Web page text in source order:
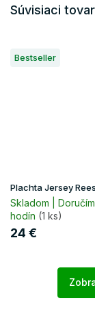
Súvisiaci tovar
Bestseller
Plachta Jersey
Skladom |
hodín (1 ks)
24 €